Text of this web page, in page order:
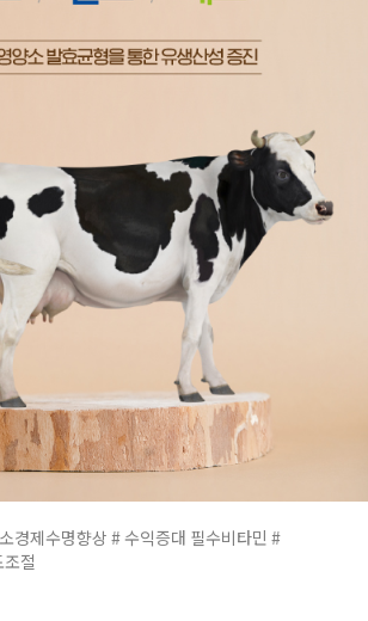
경제수명향상 # 수익증대 필수비타민 #
절